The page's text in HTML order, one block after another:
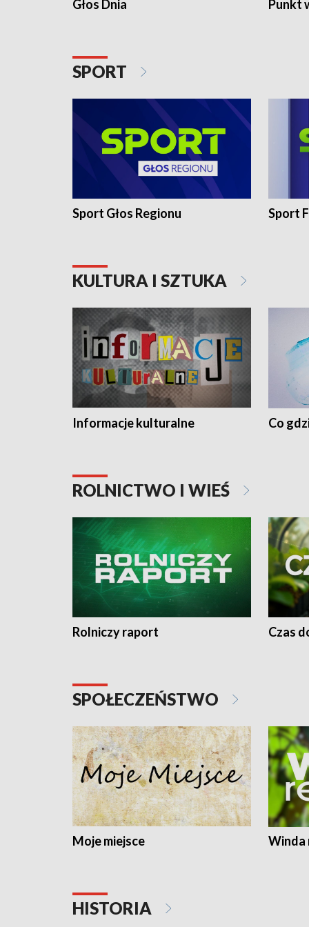
Głos Dnia Punkt
SPORT
Sport Głos Regionu Sport
KULTURA I SZTUKA
Informacje kulturalne Co
ROLNICTWO I WIEŚ
Rolniczy raport Czas
SPOŁECZEŃSTWO
Moje miejsce Winda
HISTORIA